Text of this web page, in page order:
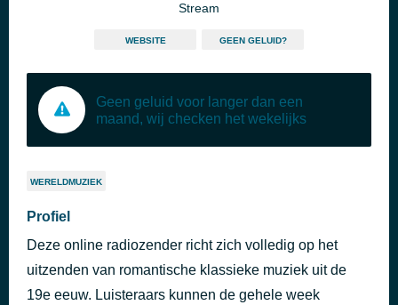
Stream
WEBSITE GEEN GELUID?
Geen geluid voor langer dan een
maand, wij checken het wekelijks
WERELDMUZIEK
Profiel
Deze online radiozender richt zich volledig op het
uitzenden van romantische klassieke muziek uit de
19e eeuw. Luisteraars kunnen de gehele week